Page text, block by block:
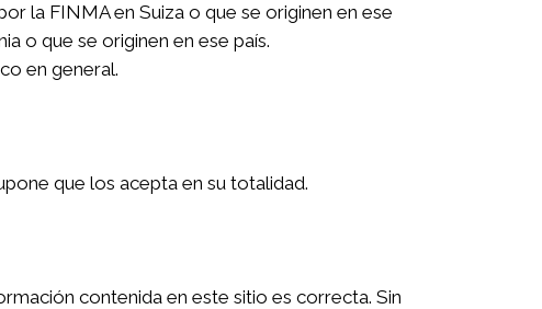
la FINMA en Suiza o que se originen en ese
o que se originen en ese país.
en general.
que los acepta en su totalidad.
contenida en este sitio es correcta. Sin